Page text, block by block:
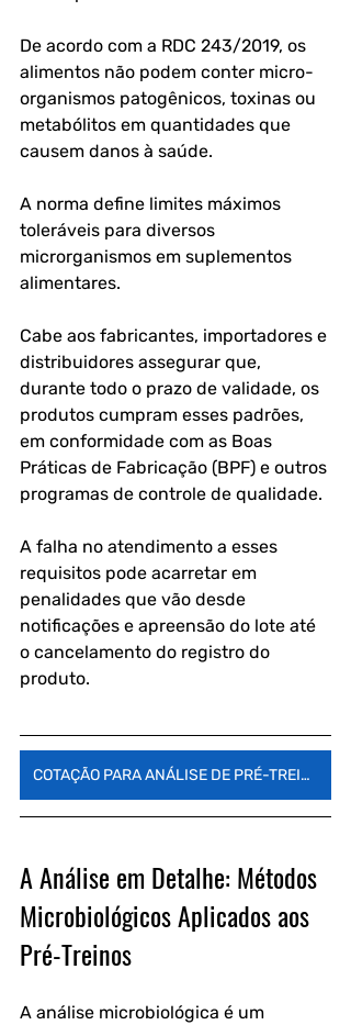
De acordo com a RDC 243/2019, os
alimentos não podem conter micro-
organismos patogênicos, toxinas ou
metabólitos em quantidades que
causem danos à saúde.
A norma define limites máximos
toleráveis para diversos
microrganismos em suplementos
alimentares.
Cabe aos fabricantes, importadores e
distribuidores assegurar que,
durante todo o prazo de validade, os
produtos cumpram esses padrões,
em conformidade com as Boas
Práticas de Fabricação (BPF) e outros
programas de controle de qualidade.
A falha no atendimento a esses
requisitos pode acarretar em
penalidades que vão desde
notificações e apreensão do lote até
o cancelamento do registro do
produto.
COTAÇÃO PARA ANÁLISE DE PRÉ-TREINO
A Análise em Detalhe: Métodos
Microbiológicos Aplicados aos
Pré-Treinos
A análise microbiológica é um